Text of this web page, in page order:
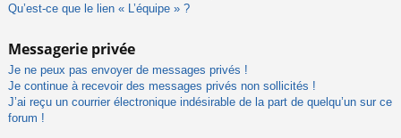
Qu’est-ce que le lien « L’équipe » ?
Messagerie privée
Je ne peux pas envoyer de messages privés !
Je continue à recevoir des messages privés non sollicités !
J’ai reçu un courrier électronique indésirable de la part de quelqu’un sur ce
forum !